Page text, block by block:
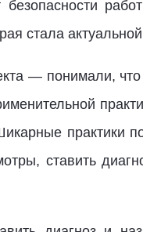
стала
— понимали,
практики
ставить